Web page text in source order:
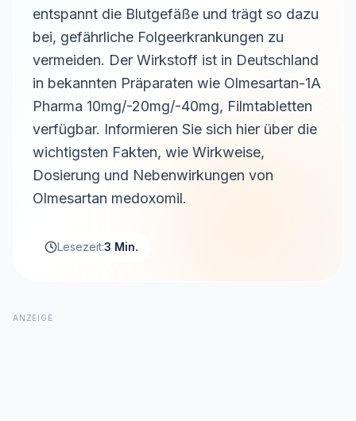
entspannt die Blutgefäße und trägt so dazu
bei, gefährliche Folgeerkrankungen zu
vermeiden. Der Wirkstoff ist in Deutschland
in bekannten Präparaten wie Olmesartan-1A
Pharma 10mg/-20mg/-40mg, Filmtabletten
verfügbar. Informieren Sie sich hier über die
wichtigsten Fakten, wie Wirkweise,
Dosierung und Nebenwirkungen von
Olmesartan medoxomil.
Lesezeit:3 Min.
ANZEIGE